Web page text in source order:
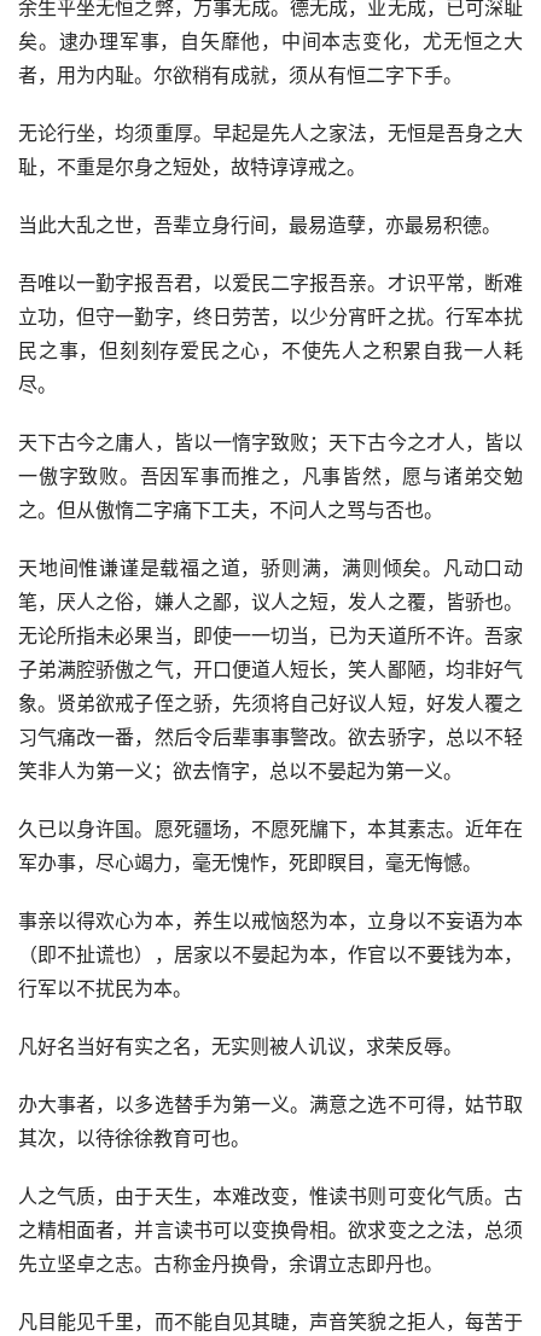
余生平坐无恒之弊，万事无成。德无成，业无成，已可深耻
矣。逮办理军事，自矢靡他，中间本志变化，尤无恒之大
者，用为内耻。尔欲稍有成就，须从有恒二字下手。
无论行坐，均须重厚。早起是先人之家法，无恒是吾身之大
耻，不重是尔身之短处，故特谆谆戒之。
当此大乱之世，吾辈立身行间，最易造孽，亦最易积德。
吾唯以一勤字报吾君，以爱民二字报吾亲。才识平常，断难
立功，但守一勤字，终日劳苦，以少分宵旰之扰。行军本扰
民之事，但刻刻存爱民之心，不使先人之积累自我一人耗
尽。
天下古今之庸人，皆以一惰字致败；天下古今之才人，皆以
一傲字致败。吾因军事而推之，凡事皆然，愿与诸弟交勉
之。但从傲惰二字痛下工夫，不问人之骂与否也。
天地间惟谦谨是载福之道，骄则满，满则倾矣。凡动口动
笔，厌人之俗，嫌人之鄙，议人之短，发人之覆，皆骄也。
无论所指未必果当，即使一一切当，已为天道所不许。吾家
子弟满腔骄傲之气，开口便道人短长，笑人鄙陋，均非好气
象。贤弟欲戒子侄之骄，先须将自己好议人短，好发人覆之
习气痛改一番，然后令后辈事事警改。欲去骄字，总以不轻
笑非人为第一义；欲去惰字，总以不晏起为第一义。
久已以身许国。愿死疆场，不愿死牖下，本其素志。近年在
军办事，尽心竭力，毫无愧怍，死即瞑目，毫无悔憾。
事亲以得欢心为本，养生以戒恼怒为本，立身以不妄语为本
（即不扯谎也），居家以不晏起为本，作官以不要钱为本，
行军以不扰民为本。
凡好名当好有实之名，无实则被人讥议，求荣反辱。
办大事者，以多选替手为第一义。满意之选不可得，姑节取
其次，以待徐徐教育可也。
人之气质，由于天生，本难改变，惟读书则可变化气质。古
之精相面者，并言读书可以变换骨相。欲求变之之法，总须
先立坚卓之志。古称金丹换骨，余谓立志即丹也。
凡目能见千里，而不能自见其睫，声音笑貌之拒人，每苦于